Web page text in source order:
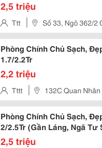
2,5 triệu
Ttt Số 33, Ngõ 362/2
Phòng Chính Chủ Sạch,
1.7/2.2Tr
2,2 triệu
Tttt 132C Quan Nhân
Phòng Chính Chủ Sạch,
2/2.5Tr (Gần Láng, Ngã Tư
2,5 triệu